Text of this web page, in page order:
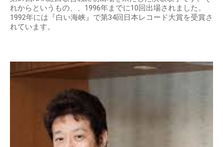
れからというもの、、1996年までに10回出場されました。
1992年には『白い海峡』で第34回日本レコード大賞を受賞さ
れています。